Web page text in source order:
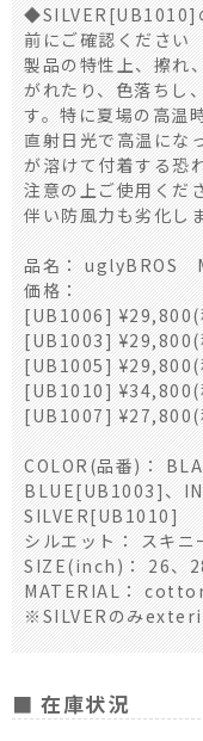
◆SILVER[UB1010]
前にご確認ください
製品の特性上、擦れ
がれたり、色落ちし
す。特に夏場の高温
直射日光で高温にな
が溶けて付着する恐
注意の上ご使用くだ
伴い防風力も劣化し
品名： uglyBROS
価格：
[UB1006] ¥29,800(
[UB1003] ¥29,800(
[UB1005] ¥29,800(
[UB1010] ¥34,800(
[UB1007] ¥27,800(
COLOR(品番)：
BLUE[UB1003]、
SILVER[UB1010]
シルエット： スキニ
SIZE(inch)： 26
MATERIAL：
※SILVERのみ
■ 在庫状況